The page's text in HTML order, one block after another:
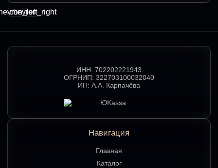
chevron_right
ИНН: 702202221943
ОГРНИП: 322703100032040
ИП: А.А. Карпачёва
Навигация
Главная
Каталог